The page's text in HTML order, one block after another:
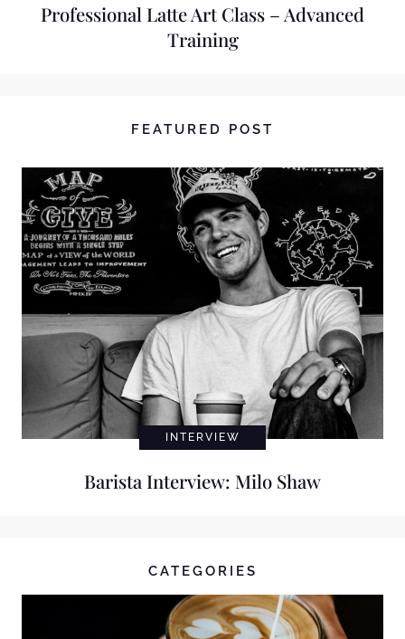
Professional Latte Art Class – Advanced
Training
FEATURED POST
INTERVIEW
Barista Interview: Milo Shaw
CATEGORIES